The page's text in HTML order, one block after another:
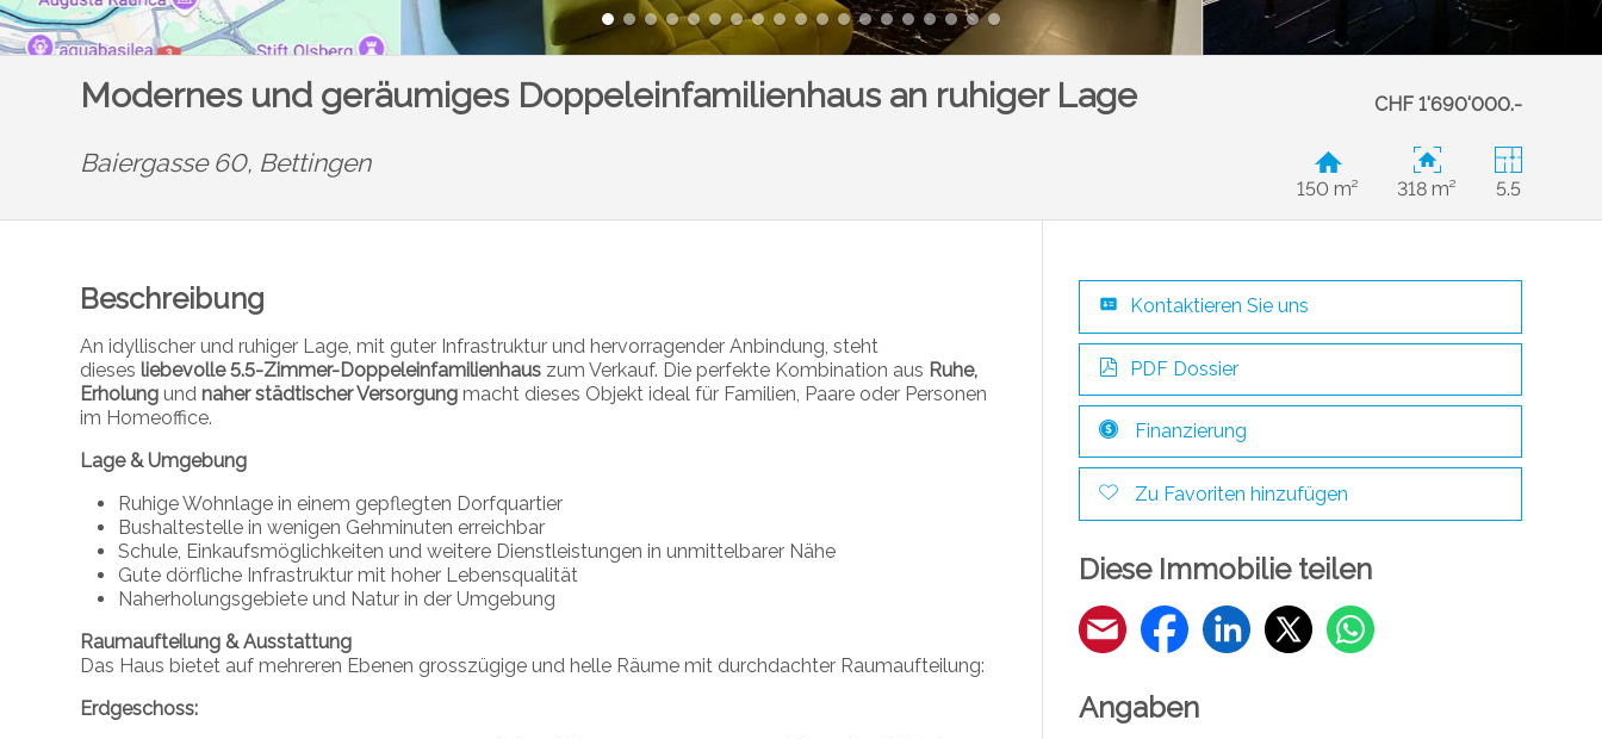
Modernes und geräumiges Doppeleinfamilienhaus an ruhiger Lage CHF 1'690'000.-
Baiergasse 60, Bettingen
150 m² 318 m² 5.5
Beschreibung
An idyllischer und ruhiger Lage, mit guter Infrastruktur und hervorragender Anbindung, steht
diesesliebevolle 5.5-Zimmer-Doppeleinfamilienhaus zum Verkauf. Die perfekte Kombination aus Ruhe,
Erholung undnaher städtischer Versorgung macht dieses Objekt ideal für Familien, Paare oder Personen
im Homeoffice.
Lage & Umgebung
Ruhige Wohnlage in einem gepflegten Dorfquartier
Bushaltestelle in wenigen Gehminuten erreichbar
Schule, Einkaufsmöglichkeiten und weitere Dienstleistungen in unmittelbarer Nähe
Gute dörfliche Infrastruktur mit hoher Lebensqualität
Naherholungsgebiete und Natur in der Umgebung
Raumaufteilung & Ausstattung
Das Haus bietet auf mehreren Ebenen grosszügige und helle Räume mit durchdachter Raumaufteilung:
Erdgeschoss:
Kontaktieren Sie uns
PDF Dossier
Finanzierung
Zu Favoriten hinzufügen
Diese Immobilie teilen
Angaben